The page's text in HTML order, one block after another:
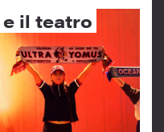
il teatro